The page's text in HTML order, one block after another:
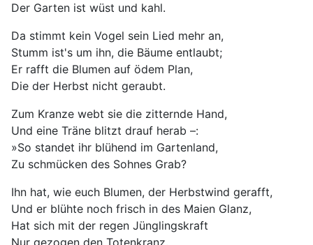
Der Garten ist wüst und kahl.
Da stimmt kein Vogel sein Lied mehr an,
Stumm ist's um ihn, die Bäume entlaubt;
Er rafft die Blumen auf ödem Plan,
Die der Herbst nicht geraubt.
Zum Kranze webt sie die zitternde Hand,
Und eine Träne blitzt drauf herab –:
»So standet ihr blühend im Gartenland,
Zu schmücken des Sohnes Grab?
Ihn hat, wie euch Blumen, der Herbstwind gerafft,
Und er blühte noch frisch in des Maien Glanz,
Hat sich mit der regen Jünglingskraft
Nur gezogen den Totenkranz.